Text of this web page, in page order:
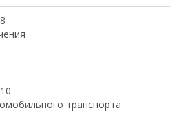
транспорта